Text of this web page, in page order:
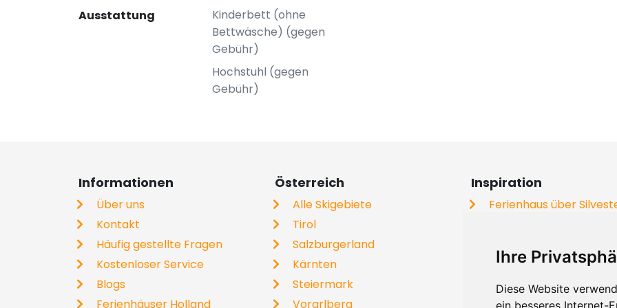
Ihre
Diese Website
ein besseres Internet-
Ausstattung
Kinderbett (ohne
Bettwäsche) (gegen
Gebühr)
Hochstuhl (gegen
Gebühr)
Informationen
Über uns
Kontakt
Häufig gestellte Fragen
Kostenloser Service
Blogs
Ferienhäuser Holland
Österreich
Alle Skigebiete
Tirol
Salzburgerland
Kärnten
Steiermark
Vorarlberg
Inspiration
Ferienhaus über
Gruppenhäuser
Skiurlaub
Chalets